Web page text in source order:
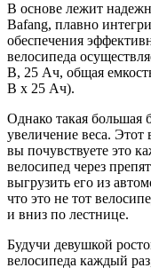
В основе лежит
Bafang, плавно
обеспечения
велосипеда
В, 25 Ач, общая
В x 25 Ач).
Однако такая большая
увеличение веса. Этот
вы почувствуете это
велосипед через
выгрузить его из
что это не тот
и вниз по лестнице.
Будучи девушкой
велосипеда каждый